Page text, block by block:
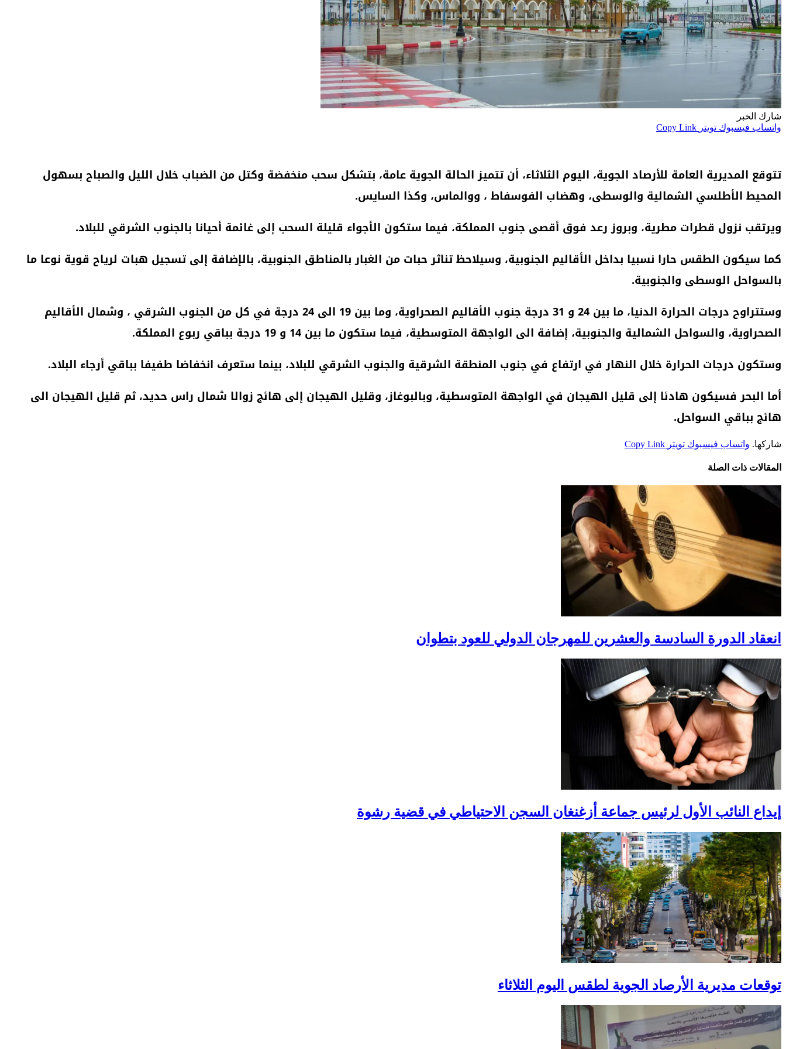
شارك الخبر
واتساب فيسبوك تويتر Copy Link
تتوقع المديرية العامة للأرصاد الجوية، اليوم الثلاثاء، أن تتميز الحالة الجوية عامة، بتشكل سحب منخفضة وكتل من الضباب خلال الليل والصباح بسهول
المحيط الأطلسي الشمالية والوسطى، وهضاب الفوسفاط ، ووالماس، وكذا السايس.
ويرتقب نزول قطرات مطرية، وبروز رعد فوق أقصى جنوب المملكة، فيما ستكون الأجواء قليلة السحب إلى غائمة أحيانا بالجنوب الشرقي للبلاد.
كما سيكون الطقس حارا نسبيا بداخل الأقاليم الجنوبية، وسيلاحظ تناثر حبات من الغبار بالمناطق الجنوبية، بالإضافة إلى تسجيل هبات لرياح قوية نوعا ما
بالسواحل الوسطى والجنوبية.
وستتراوح درجات الحرارة الدنيا، ما بين 24 و 31 درجة جنوب الأقاليم الصحراوية، وما بين 19 الى 24 درجة في كل من الجنوب الشرقي ، وشمال الأقاليم
الصحراوية، والسواحل الشمالية والجنوبية، إضافة الى الواجهة المتوسطية، فيما ستكون ما بين 14 و 19 درجة بباقي ربوع المملكة.
وستكون درجات الحرارة خلال النهار في ارتفاع في جنوب المنطقة الشرقية والجنوب الشرقي للبلاد، بينما ستعرف انخفاضا طفيفا بباقي أرجاء البلاد.
أما البحر فسيكون هادئا إلى قليل الهيجان في الواجهة المتوسطية، وبالبوغاز، وقليل الهيجان إلى هائج زوالا شمال راس حديد، ثم قليل الهيجان الى
هائج بباقي السواحل.
شاركها. واتساب فيسبوك تويتر Copy Link
المقالات ذات الصلة
انعقاد الدورة السادسة والعشرين للمهرجان الدولي للعود بتطوان
إيداع النائب الأول لرئيس جماعة أزغنغان السجن الاحتياطي في قضية رشوة
توقعات مديرية الأرصاد الجوية لطقس اليوم الثلاثاء